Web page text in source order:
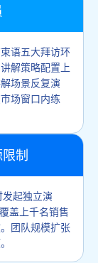
语五大拜访环
解策略配置上
场景反复演
场窗口内练
制
起独立演
盖上千名销售
团队规模扩张